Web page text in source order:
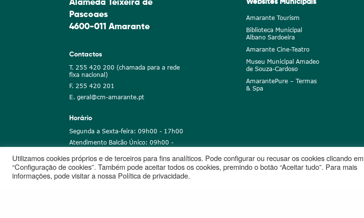
Alameda Teixeira de
Pascoaes
4600-011 Amarante
Contactos
T. 255 420 200 (chamada para a rede
fixa nacional)
F. 255 420 201
E. geral@cm-amarante.pt
Horário
Segunda a Sexta-feira: 09h00 - 17h00
Atendimento Balcão Único: 09h00 -
Websites Municipais
Amarante Tourism
Biblioteca Municipal
Albano Sardoeira
Amarante Cine-Teatro
Museu Municipal Amadeo
de Souza-Cardoso
AmarantePure – Termas
& Spa
Utilizamos cookies próprios e de terceiros para fins analíticos. Pode configurar ou recusar os cookies clicando em
“Configuração de cookies”. Também pode aceitar todos os cookies, premindo o botão “Aceitar tudo”. Para mais
informações, pode visitar a nossa Política de privacidade.